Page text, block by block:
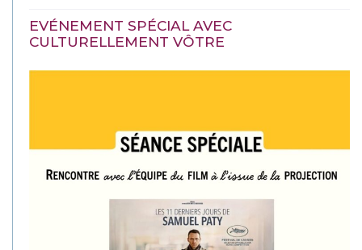
EVÉNEMENT SPÉCIAL AVEC
CULTURELLEMENT VÔTRE